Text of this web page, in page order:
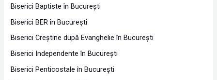
Biserici Baptiste în Bucureşti
Biserici BER în Bucureşti
Biserici Creştine după Evanghelie în Bucureşti
Biserici Independente în Bucureşti
Biserici Penticostale în Bucureşti